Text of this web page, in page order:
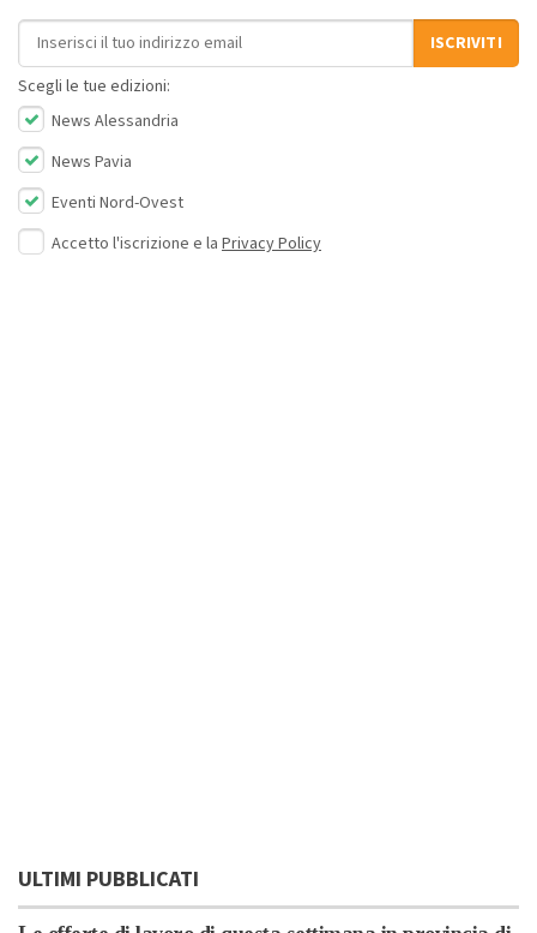
Indirizzo email
ISCRIVITI
Scegli le tue edizioni:
News Alessandria
News Pavia
Eventi Nord-Ovest
Accetto l'iscrizione e la Privacy Policy
ULTIMI PUBBLICATI